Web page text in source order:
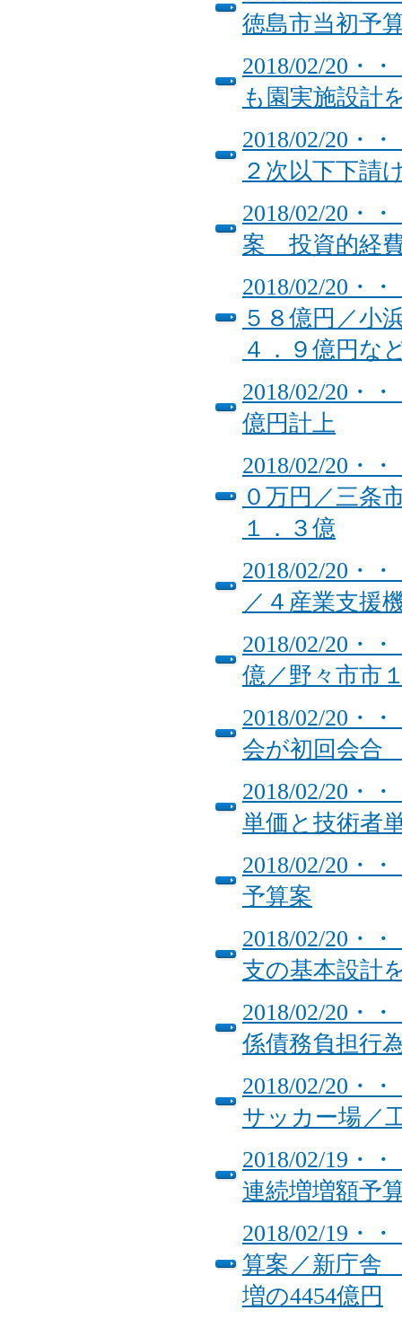
徳島市当初予
2018/02/20・
も園実施設計
2018/02/20・
２次以下下請
2018/02/20・
案 投資的経
2018/02/20・
５８億円／小
４．９億円な
2018/02/20・
億円計上
2018/02/20・
０万円／三条
１．３億
2018/02/20・
／４産業支援
2018/02/20・
億／野々市市
2018/02/20・
会が初回会合
2018/02/20・
単価と技術者
2018/02/20・
予算案
2018/02/20・
支の基本設計
2018/02/20・
係債務負担行
2018/02/20・
サッカー場／
2018/02/19・
連続増増額予
2018/02/19・
算案／新庁舎
増の4454億円